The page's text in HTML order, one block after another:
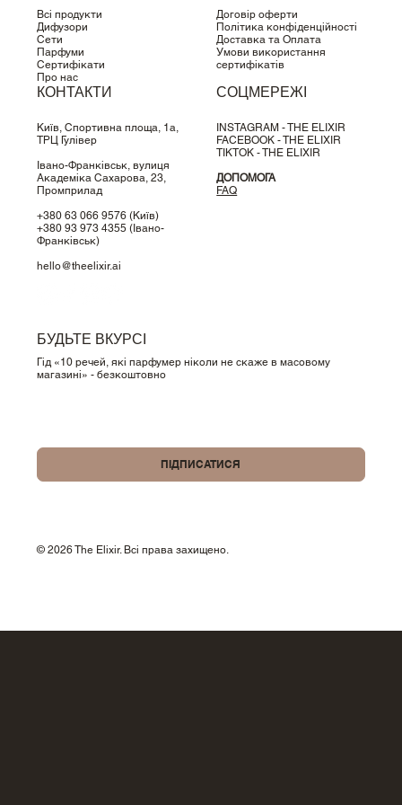
Всі продукти
Дифузори
Сети
Парфуми
Сертифікати
Про нас
Договір оферти
Політика конфіденційності
Доставка та Оплата
Умови використання
сертифікатів
КОНТАКТИ
Київ, Спортивна площа, 1a,
ТРЦ Гулівер
Івано-Франківськ, вулиця
Академіка Сахарова, 23,
Промприлад
+380 63 066 9576(Київ)
+380 93 973 4355(Івано-
Франківськ)
hello@theelixir.ai
СОЦМЕРЕЖІ
INSTAGRAM - THE ELIXIR
FACEBOOK - THE ELIXIR
TIKTOK - THE ELIXIR
ДОПОМОГА
FAQ
БУДЬТЕ ВКУРСІ
Гід «10 речей, які парфумер ніколи не скаже в масовому
магазині» - безкоштовно
ПІДПИСАТИСЯ
© 2026 The Elixir. Всі права захищено.